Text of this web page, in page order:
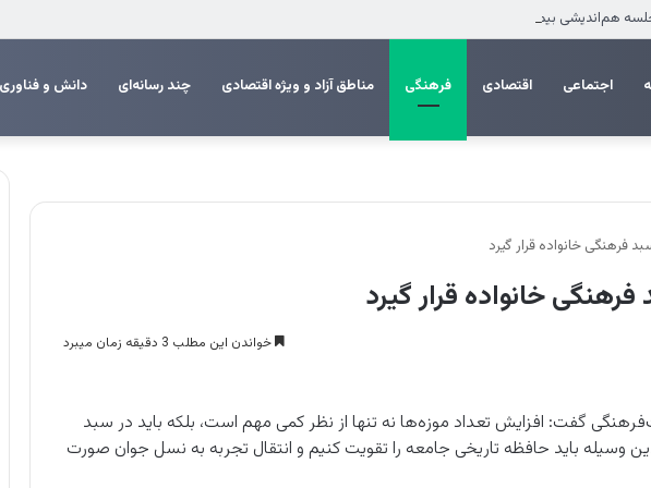
هم‌اندیشی بیمه البرز با شبکه فروش و بیمه‌گذاران عمده استان بوشهر
اجتماعی اقتصادی فرهنگی مناطق آزاد و ویژه اقتصادی چند رسانه‌ای دانش و فناوری
فرهنگی خانواده قرار گیرد
خانواده قرار گیرد
خواندن این مطلب 3 دقیقه زمان میبرد
گفت: افزایش تعداد موزه‌ها نه تنها از نظر کمی مهم است، بلکه باید در سبد
وسیله باید حافظه تاریخی جامعه را تقویت کنیم و انتقال تجربه به نسل جوان صورت